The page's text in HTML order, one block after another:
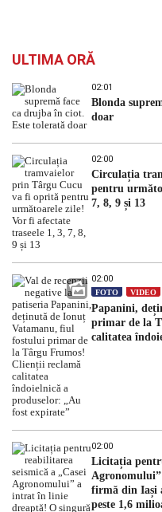
ULTIMA ORĂ
02:01
Blonda
doar
02:00
Circulația
pentru
7, 8, 9 și 13
02:00
FOTO VIDEO
Papanini,
primar de la
calitatea
02:00
Licitația
firmă din Iași
peste 1,6